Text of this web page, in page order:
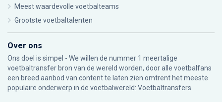
Meest waardevolle voetbalteams
Grootste voetbaltalenten
Over ons
Ons doel is simpel - We willen de nummer 1 meertalige
voetbaltransfer bron van de wereld worden, door alle voetbalfans
een breed aanbod van content te laten zien omtrent het meeste
populaire onderwerp in de voetbalwereld: Voetbaltransfers.